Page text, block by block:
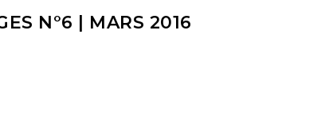
N°6 | MARS 2016